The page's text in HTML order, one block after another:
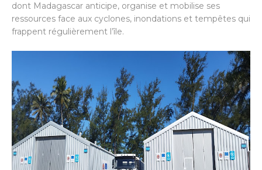
dont Madagascar anticipe, organise et mobilise ses
ressources face aux cyclones, inondations et tempêtes qui
frappent régulièrement l’île.